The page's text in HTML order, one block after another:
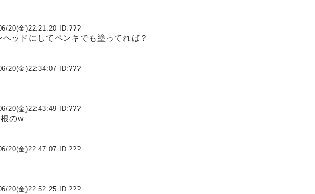
20(金)22:21:20 ID:???
ッドにしてペンキでも塗ってれば？
20(金)22:34:07 ID:???
20(金)22:43:49 ID:???
のw
20(金)22:47:07 ID:???
20(金)22:52:25 ID:???